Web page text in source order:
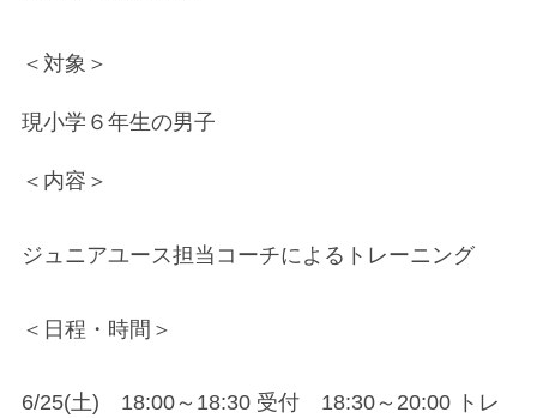
＜対象＞
現小学６年生の男子
＜内容＞
ジュニアユース担当コーチによるトレーニング
＜日程・時間＞
6/25(土) 18:00～18:30 受付 18:30～20:00 トレ